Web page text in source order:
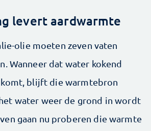
levert aardwarmte
olie moeten zeven vaten
Wanneer dat water kokend
komt, blijft die warmtebron
water weer de grond in wordt
gaan nu proberen die warmte